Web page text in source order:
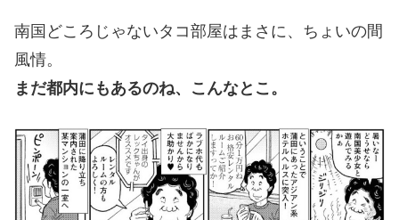
南国どころじゃないタコ部屋はまさに、ちょいの間
風情。
まだ都内にもあるのね、こんなとこ。